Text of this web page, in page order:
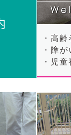
・高
・障
・児